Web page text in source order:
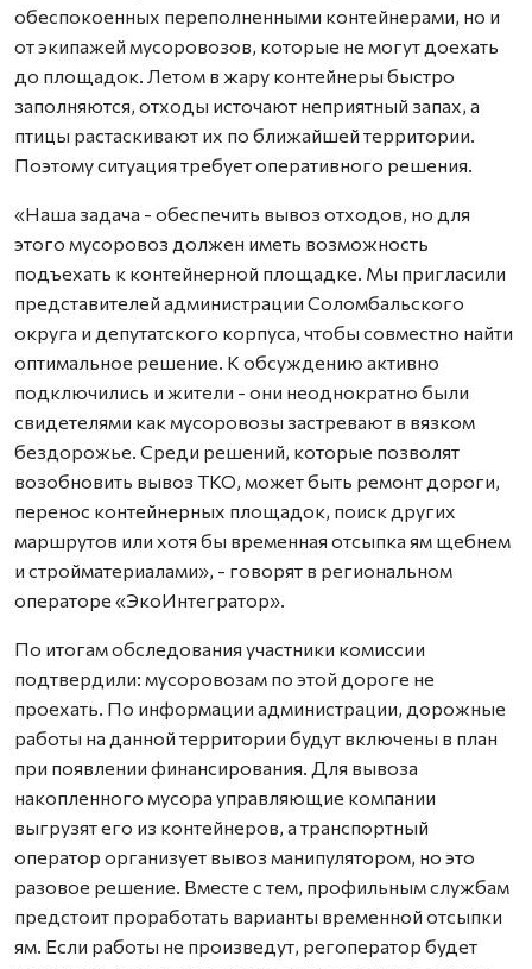
обеспокоенных переполненными контейнерами, но и
от экипажей мусоровозов, которые не могут доехать
до площадок. Летом в жару контейнеры быстро
заполняются, отходы источают неприятный запах, а
птицы растаскивают их по ближайшей территории.
Поэтому ситуация требует оперативного решения.
«Наша задача - обеспечить вывоз отходов, но для
этого мусоровоз должен иметь возможность
подъехать к контейнерной площадке. Мы пригласили
представителей администрации Соломбальского
округа и депутатского корпуса, чтобы совместно найти
оптимальное решение. К обсуждению активно
подключились и жители - они неоднократно были
свидетелями как мусоровозы застревают в вязком
бездорожье. Среди решений, которые позволят
возобновить вывоз ТКО, может быть ремонт дороги,
перенос контейнерных площадок, поиск других
маршрутов или хотя бы временная отсыпка ям щебнем
и стройматериалами», - говорят в региональном
операторе «ЭкоИнтегратор».
По итогам обследования участники комиссии
подтвердили: мусоровозам по этой дороге не
проехать. По информации администрации, дорожные
работы на данной территории будут включены в план
при появлении финансирования. Для вывоза
накопленного мусора управляющие компании
выгрузят его из контейнеров, а транспортный
оператор организует вывоз манипулятором, но это
разовое решение. Вместе с тем, профильным службам
предстоит проработать варианты временной отсыпки
ям. Если работы не произведут, регоператор будет